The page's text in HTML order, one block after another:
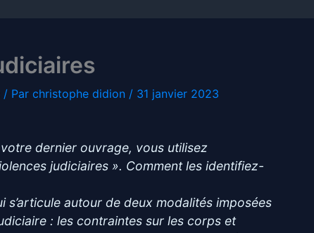
/ Par christophe didion / 31 janvier 2023
dernier ouvrage, vous utilisez
judiciaires ». Comment les identifiez-
s’articule autour de deux modalités imposées
: les contraintes sur les corps et